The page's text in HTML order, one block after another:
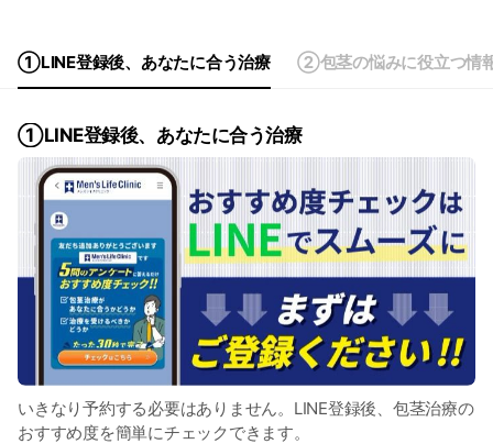
Sat 09:00 - 20:00
①LINE登録後、​あなたに​合う​治療 ②包茎の​悩みに​役立つ情
①LINE登録後、​あなたに​合う​治療
いきなり予約する​必要は​ありません。​LINE登録後、​包茎治療の​
おすすめ度を​簡単に​チェックできます。​